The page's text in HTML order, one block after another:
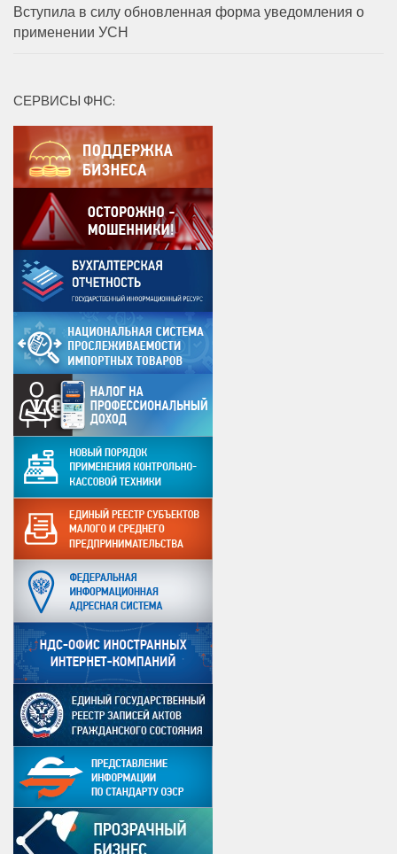
Вступила в силу обновленная форма уведомления о
применении УСН
СЕРВИСЫ ФНС: